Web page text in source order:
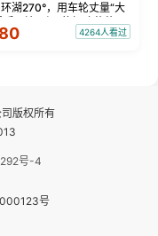
湖270°，用车轮丈量“大
后一滴眼泪”的极致蔚蓝，
、花海与深邃湖水在转弯
4264人看过
版权所有
号-4
号